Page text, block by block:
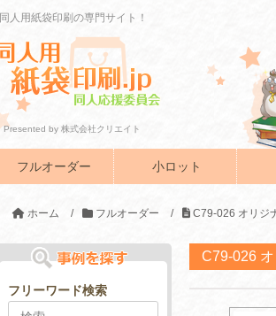
同人用紙袋印刷の専門サイト！
Presented by 株式会社クリエイト
フルオーダー 小ロット
ホーム / フルオーダー / C79-026 オリジ
C79-026
フリーワード検索